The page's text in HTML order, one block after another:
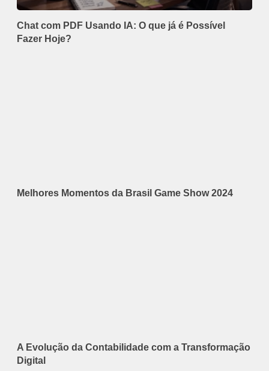
Chat com PDF Usando IA: O que já é Possível
Fazer Hoje?
Melhores Momentos da Brasil Game Show 2024
A Evolução da Contabilidade com a Transformação
Digital